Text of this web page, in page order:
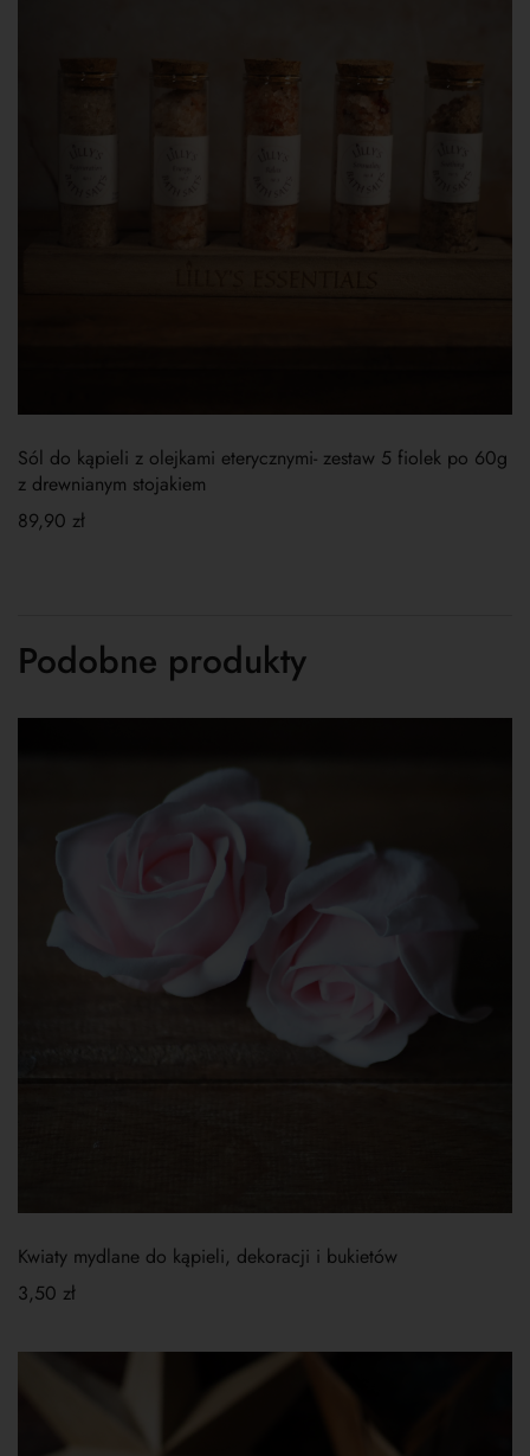
Sól do kąpieli z olejkami eterycznymi- zestaw 5 fiolek po 60g
z drewnianym stojakiem
89,90 zł
Podobne produkty
Kwiaty mydlane do kąpieli, dekoracji i bukietów
3,50 zł